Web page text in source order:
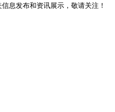
息发布和资讯展示，敬请关注！